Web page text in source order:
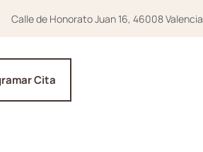
Calle de Honorato Juan 16, 46008 Valencia
Cita